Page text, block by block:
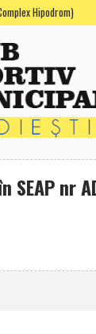
Hipodrom)
SEAP nr